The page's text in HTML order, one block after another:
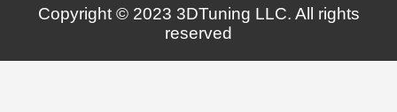
Copyright © 2023 3DTuning LLC. All rights
reserved